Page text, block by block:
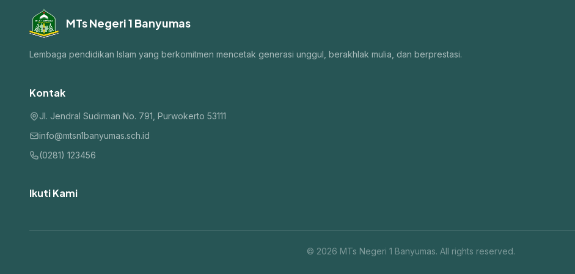
MTs Negeri 1 Banyumas
Lembaga pendidikan Islam yang berkomitmen mencetak generasi unggul, berakhlak mulia, dan berprestasi.
Kontak
Jl. Jendral Sudirman No. 791, Purwokerto 53111
info@mtsn1banyumas.sch.id
(0281) 123456
Ikuti Kami
© 2026 MTs Negeri 1 Banyumas. All rights reserved.